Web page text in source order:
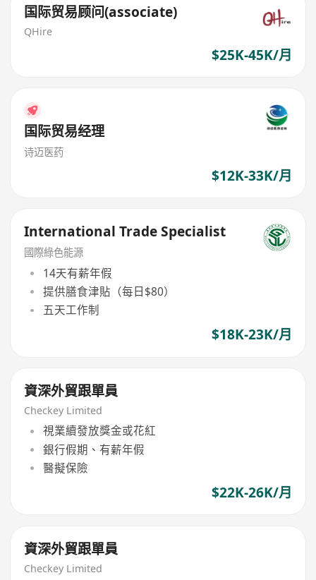
国际贸易顾问(associate)
QHire
$25K-45K/月
国际贸易经理
诗迈医药
$12K-33K/月
International Trade Specialist
國際綠色能源
14天有薪年假
提供膳食津貼（每日$80）
五天工作制
$18K-23K/月
資深外貿跟單員
Checkey Limited
視業續發放獎金或花紅
銀行假期、有薪年假
醫擬保險
$22K-26K/月
資深外貿跟單員
Checkey Limited